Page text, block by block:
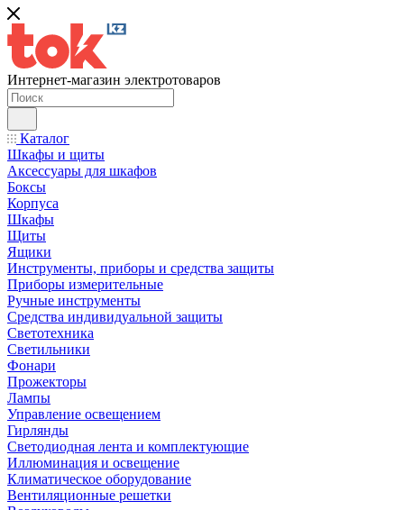
Интернет-магазин электротоваров
Каталог
Шкафы и щиты
Аксессуары для шкафов
Боксы
Корпуса
Шкафы
Щиты
Ящики
Инструменты, приборы и средства защиты
Приборы измерительные
Ручные инструменты
Средства индивидуальной защиты
Светотехника
Светильники
Фонари
Прожекторы
Лампы
Управление освещением
Гирлянды
Светодиодная лента и комплектующие
Иллюминация и освещение
Климатическое оборудование
Вентиляционные решетки